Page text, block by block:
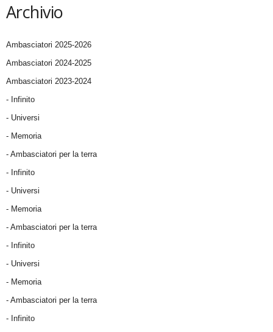
Archivio
Ambasciatori 2025-2026
Ambasciatori 2024-2025
Ambasciatori 2023-2024
- Infinito
- Universi
- Memoria
- Ambasciatori per la terra
- Infinito
- Universi
- Memoria
- Ambasciatori per la terra
- Infinito
- Universi
- Memoria
- Ambasciatori per la terra
- Infinito